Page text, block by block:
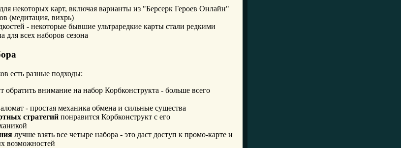
некоторых карт, включая варианты из "Берсерк Героев Онлайн"
(медитация, вихрь)
- некоторые бывшие ультраредкие карты стали редкими
для всех наборов сезона
есть разные подходы:
обратить внимание на набор Корбконструкта - больше всего
- простая механика обмена и сильные существа
стратегий понравится Корбконструкт с его
лучше взять все четыре набора - это даст доступ к промо-карте и
возможностей